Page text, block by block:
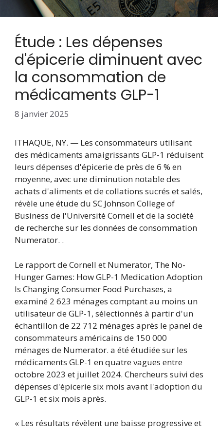
Étude : Les dépenses
d'épicerie diminuent avec
la consommation de
médicaments GLP-1
8 janvier 2025
ITHAQUE, NY. — Les consommateurs utilisant
des médicaments amaigrissants GLP-1 réduisent
leurs dépenses d'épicerie de près de 6 % en
moyenne, avec une diminution notable des
achats d'aliments et de collations sucrés et salés,
révèle une étude du SC Johnson College of
Business de l'Université Cornell et de la société
de recherche sur les données de consommation
Numerator. .
Le rapport de Cornell et Numerator, The No-
Hunger Games: How GLP-1 Medication Adoption
Is Changing Consumer Food Purchases, a
examiné 2 623 ménages comptant au moins un
utilisateur de GLP-1, sélectionnés à partir d'un
échantillon de 22 712 ménages après le panel de
consommateurs américains de 150 000
ménages de Numerator. a été étudiée sur les
médicaments GLP-1 en quatre vagues entre
octobre 2023 et juillet 2024. Chercheurs suivi des
dépenses d'épicerie six mois avant l'adoption du
GLP-1 et six mois après.
« Les résultats révèlent une baisse progressive et